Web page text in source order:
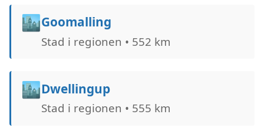
🏙️Goomalling
Stad i regionen • 552 km
🏙️Dwellingup
Stad i regionen • 555 km